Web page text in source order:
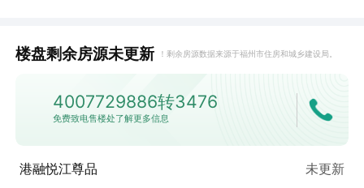
楼盘剩余房源未更新 ！剩余房源数据来源于福州市住房和城乡建设局。
4007729886转3476
免费致电售楼处了解更多信息
港融悦江尊品
未更新